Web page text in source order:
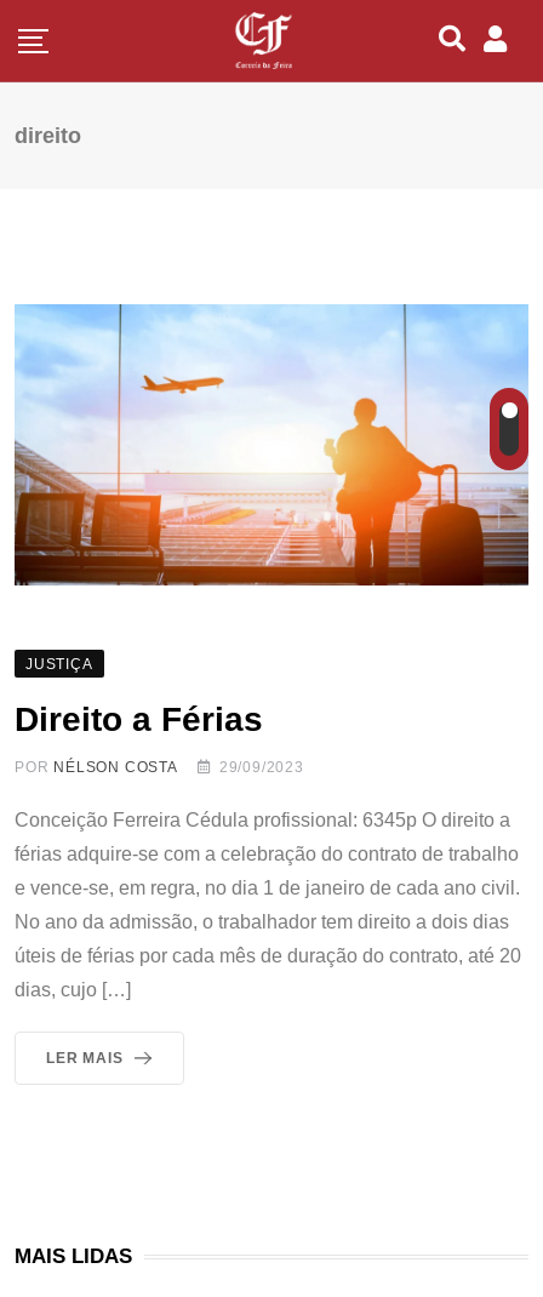
direito
JUSTIÇA
Direito a Férias
POR NÉLSON COSTA 29/09/2023
Conceição Ferreira Cédula profissional: 6345p O direito a
férias adquire-se com a celebração do contrato de trabalho
e vence-se, em regra, no dia 1 de janeiro de cada ano civil.
No ano da admissão, o trabalhador tem direito a dois dias
úteis de férias por cada mês de duração do contrato, até 20
dias, cujo […]
LER MAIS
MAIS LIDAS